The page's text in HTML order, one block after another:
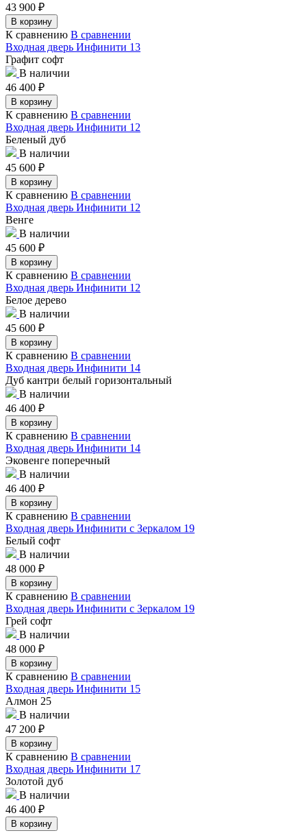
43 900 ₽
В корзину
К сравнению В сравнении
Входная дверь Инфинити 13
Графит софт
В наличии
46 400 ₽
В корзину
К сравнению В сравнении
Входная дверь Инфинити 12
Беленый дуб
В наличии
45 600 ₽
В корзину
К сравнению В сравнении
Входная дверь Инфинити 12
Венге
В наличии
45 600 ₽
В корзину
К сравнению В сравнении
Входная дверь Инфинити 12
Белое дерево
В наличии
45 600 ₽
В корзину
К сравнению В сравнении
Входная дверь Инфинити 14
Дуб кантри белый горизонтальный
В наличии
46 400 ₽
В корзину
К сравнению В сравнении
Входная дверь Инфинити 14
Эковенге поперечный
В наличии
46 400 ₽
В корзину
К сравнению В сравнении
Входная дверь Инфинити с Зеркалом 19
Белый софт
В наличии
48 000 ₽
В корзину
К сравнению В сравнении
Входная дверь Инфинити с Зеркалом 19
Грей софт
В наличии
48 000 ₽
В корзину
К сравнению В сравнении
Входная дверь Инфинити 15
Алмон 25
В наличии
47 200 ₽
В корзину
К сравнению В сравнении
Входная дверь Инфинити 17
Золотой дуб
В наличии
46 400 ₽
В корзину